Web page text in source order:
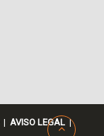
| AVISO LEGAL |